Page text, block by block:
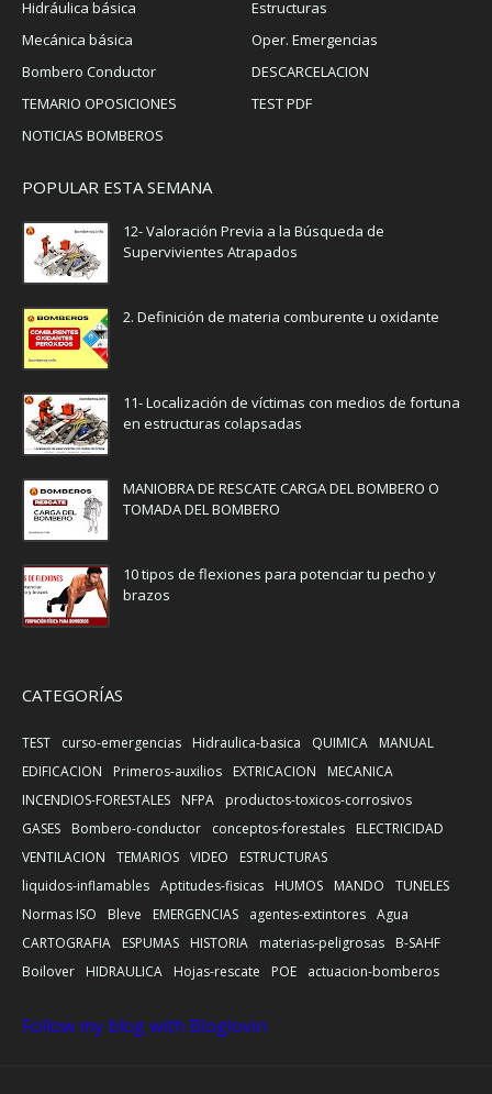
Hidráulica básica
Estructuras
Mecánica básica
Oper. Emergencias
Bombero Conductor
DESCARCELACION
TEMARIO OPOSICIONES
TEST PDF
NOTICIAS BOMBEROS
POPULAR ESTA SEMANA
12- Valoración Previa a la Búsqueda de
Supervivientes Atrapados
2. Definición de materia comburente u oxidante
11- Localización de víctimas con medios de fortuna
en estructuras colapsadas
MANIOBRA DE RESCATE CARGA DEL BOMBERO O
TOMADA DEL BOMBERO
10 tipos de flexiones para potenciar tu pecho y
brazos
CATEGORÍAS
TEST curso-emergencias Hidraulica-basica QUIMICA
MANUAL
EDIFICACION
Primeros-auxilios EXTRICACION
MECANICA
INCENDIOS-FORESTALES
NFPA
productos-toxicos-corrosivos
GASES
Bombero-conductor conceptos-forestales
ELECTRICIDAD
VENTILACION
TEMARIOS VIDEO
ESTRUCTURAS
liquidos-inflamables Aptitudes-fisicas HUMOS MANDO
TUNELES
Normas ISO
Bleve EMERGENCIAS agentes-extintores Agua
CARTOGRAFIA
ESPUMAS HISTORIA materias-peligrosas
B-SAHF
Boilover
HIDRAULICA Hojas-rescate POE actuacion-bomberos
Follow my blog with Bloglovin